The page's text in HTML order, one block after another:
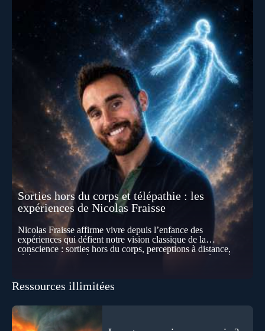
Sorties hors du corps et télépathie : les
expériences de Nicolas Fraisse
Nicolas Fraisse affirme vivre depuis l’enfance des
expériences qui défient notre vision classique de la
conscience : sorties hors du corps, perceptions à distance,
télépathie spontanée… Comment accueillir ces phénomènes
les pensées d’autrui ? Que deviennent l’espace, le temps… et
disparaître ? Au fil de cet échange, Nicolas raconte ses
expériences les plus troublantes : visions vérifiées,
explorations du cosmos, présence d’autres consciences
Ressources illimitées